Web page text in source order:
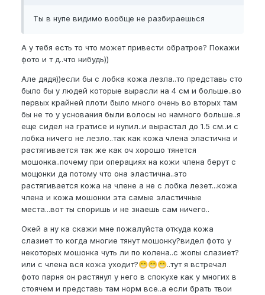
Ты в нупе видимо вообще не разбираешься
А у тебя есть то что может привести обратрое? Покажи
фото и т д..что нибудь))
Але дядя))если бы с лобка кожа лезла..то представь сто
было бы у людей которые вырасли на 4 см и больше..во
первых крайней плоти было много очень во вторых там
бы не то у уснования были волосы но намного больше..я
еще сидел на гратисе и нупил..и вырастал до 1.5 см..и с
лобка ничего не лезло..так как кожа члена эластична и
растягивается так же как оч хорошо тянется
мошонка..почему при операциях на кожи члена берут с
мощонки да потому что она эластична..это
растягивается кожа на члене а не с лобка лезет...кожа
члена и кожа мошонки эта самые эластичные
места...вот ты споришь и не знаешь сам ничего..
Окей а ну ка скажи мне пожалуйста откуда кожа
слазиет то когда многие тянут мошонку?видел фото у
некоторых мошонка чуть ли по колена..с жопы слазиет?
или с члена вся кожа уходит?😁😁😁..тут я встречал
фото парня он растянул у него в спокухе как у многих в
стоячем и представь там норм все..а если брать твои